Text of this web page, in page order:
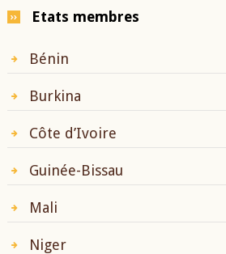
Etats membres
Bénin
Burkina
Côte d’Ivoire
Guinée-Bissau
Mali
Niger